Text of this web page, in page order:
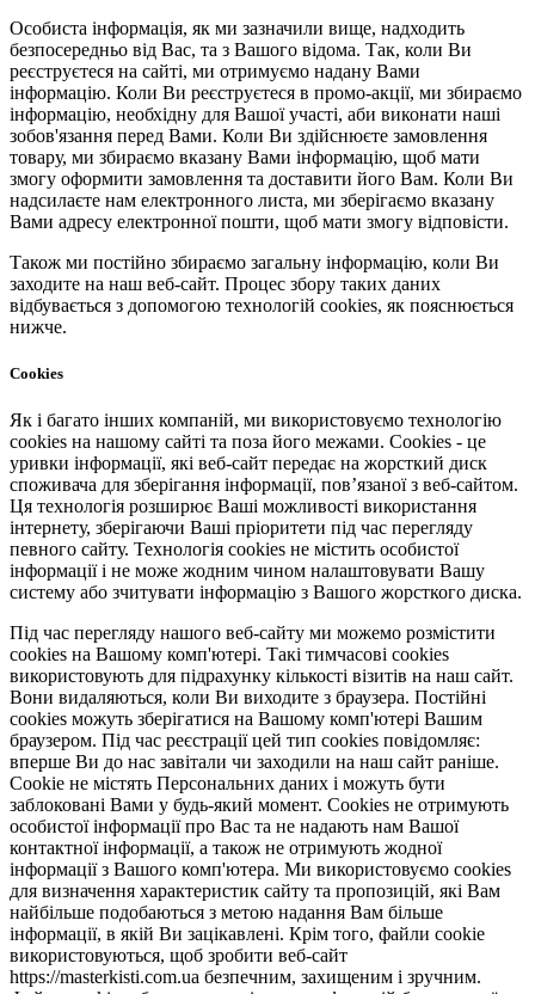
Особиста інформація, як ми зазначили вище, надходить
безпосередньо від Вас, та з Вашого відома. Так, коли Ви
реєструєтеся на сайті, ми отримуємо надану Вами
інформацію. Коли Ви реєструєтеся в промо-акції, ми збираємо
інформацію, необхідну для Вашої участі, аби виконати наші
зобов'язання перед Вами. Коли Ви здійснюєте замовлення
товару, ми збираємо вказану Вами інформацію, щоб мати
змогу оформити замовлення та доставити його Вам. Коли Ви
надсилаєте нам електронного листа, ми зберігаємо вказану
Вами адресу електронної пошти, щоб мати змогу відповісти.
Також ми постійно збираємо загальну інформацію, коли Ви
заходите на наш веб-сайт. Процес збору таких даних
відбувається з допомогою технологій cookies, як пояснюється
нижче.
Cookies
Як і багато інших компаній, ми використовуємо технологію
cookies на нашому сайті та поза його межами. Cookies - це
уривки інформації, які веб-сайт передає на жорсткий диск
споживача для зберігання інформації, пов’язаної з веб-сайтом.
Ця технологія розширює Ваші можливості використання
інтернету, зберігаючи Ваші пріоритети під час перегляду
певного сайту. Технологія cookies не містить особистої
інформації і не може жодним чином налаштовувати Вашу
систему або зчитувати інформацію з Вашого жорсткого диска.
Під час перегляду нашого веб-сайту ми можемо розмістити
cookies на Вашому комп'ютері. Такі тимчасові cookies
використовують для підрахунку кількості візитів на наш сайт.
Вони видаляються, коли Ви виходите з браузера. Постійні
cookies можуть зберігатися на Вашому комп'ютері Вашим
браузером. Під час реєстрації цей тип cookies повідомляє:
вперше Ви до нас завітали чи заходили на наш сайт раніше.
Cookie не містять Персональних даних і можуть бути
заблоковані Вами у будь-який момент. Сookies не отримують
особистої інформації про Вас та не надають нам Вашої
контактної інформації, а також не отримують жодної
інформації з Вашого комп'ютера. Ми використовуємо cookies
для визначення характеристик сайту та пропозицій, які Вам
найбільше подобаються з метою надання Вам більше
інформації, в якій Ви зацікавлені. Крім того, файли cookie
використовуються, щоб зробити веб-сайт
https://masterkisti.com.ua безпечним, захищеним і зручним.